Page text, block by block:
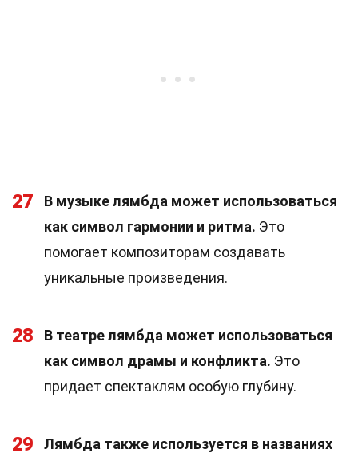
27
В музыке лямбда может использоваться
как символ гармонии и ритма. Это
помогает композиторам создавать
уникальные произведения.
28
В театре лямбда может использоваться
как символ драмы и конфликта. Это
придает спектаклям особую глубину.
29
Лямбда также используется в названиях